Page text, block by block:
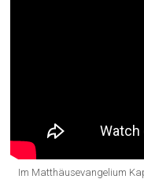
Im Matthäusevangelium